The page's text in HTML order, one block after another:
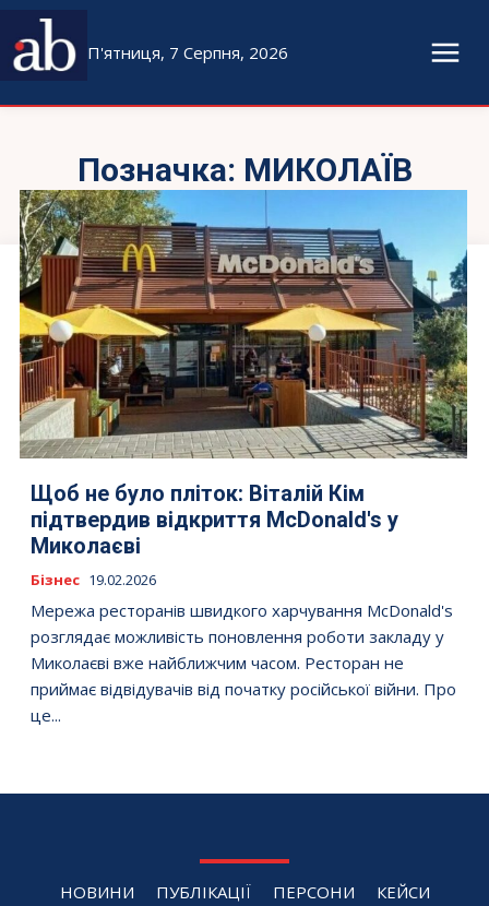
П'ятниця, 7 Серпня, 2026
Позначка: МИКОЛАЇВ
Щоб не було пліток: Віталій Кім
підтвердив відкриття McDonald's у
Миколаєві
Бізнес 19.02.2026
Мережа ресторанів швидкого харчування McDonald's
розглядає можливість поновлення роботи закладу у
Миколаєві вже найближчим часом. Ресторан не
приймає відвідувачів від початку російської війни. Про
це...
НОВИНИ ПУБЛІКАЦІЇ ПЕРСОНИ КЕЙСИ